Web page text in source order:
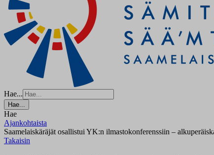
Hae...
Hae...
Hae
Ajankohtaista
Saamelaiskäräjät osallistui YK:n ilmastokonferenssiin –
Takaisin